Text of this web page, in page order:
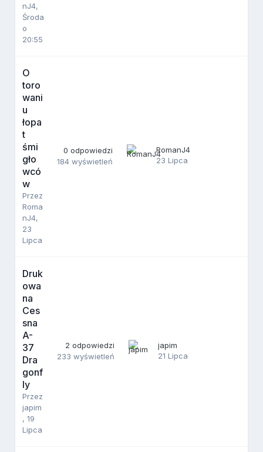
nJ4,
Środa
o
20:55
O
toro
wani
u
łopa
t
śmi
gło
wcó
w
Przez
Roma
nJ4,
23
Lipca
0 odpowiedzi
184 wyświetleń
RomanJ4
23 Lipca
Druk
owa
na
Ces
sna
A-
37
Dra
gonf
ly
Przez
japim
,19
Lipca
2 odpowiedzi
233 wyświetleń
japim
21 Lipca